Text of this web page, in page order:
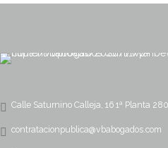
Calle Saturnino Calleja, 16 1ª Planta
contratacionpublica@vbabogados.com